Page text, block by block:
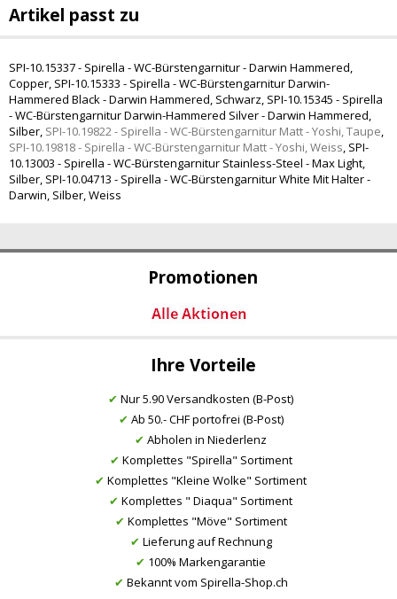
Promotionen
Ihre Vorteile
✔ Nur 5.90 Versandkosten (B-Post)
✔ Ab 50.- CHF portofrei (B-Post)
✔ Abholen in Niederlenz
✔ Komplettes "Spirella" Sortiment
✔ Komplettes "Kleine Wolke" Sortiment
✔ Komplettes " Diaqua" Sortiment
✔ Komplettes "Möve" Sortiment
✔ Lieferung auf Rechnung
✔ 100% Markengarantie
✔ Bekannt vom Spirella-Shop.ch
Artikel passt zu
SPI-10.15337 - Spirella - WC-Bürstengarnitur - Darwin Hammered,
Copper, SPI-10.15333 - Spirella - WC-Bürstengarnitur Darwin-
Hammered Black - Darwin Hammered, Schwarz, SPI-10.15345 - Spirella
- WC-Bürstengarnitur Darwin-Hammered Silver - Darwin Hammered,
Silber, SPI-10.19822 - Spirella - WC-Bürstengarnitur Matt - Yoshi, Taupe,
SPI-10.19818 - Spirella - WC-Bürstengarnitur Matt - Yoshi, Weiss, SPI-
10.13003 - Spirella - WC-Bürstengarnitur Stainless-Steel - Max Light,
Silber, SPI-10.04713 - Spirella - WC-Bürstengarnitur White Mit Halter -
Darwin, Silber, Weiss